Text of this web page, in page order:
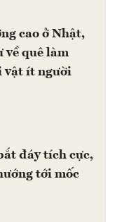
cao ở Nhật,
về quê làm
vật ít người
đáy tích cực,
tới mốc